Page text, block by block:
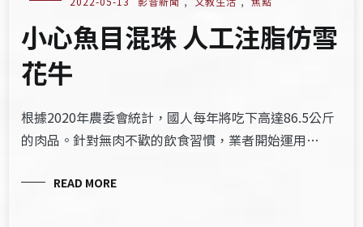
小心魚目混珠 人工注脂仿雪
花牛
根據2020年農委會統計，國人每年將吃下高達86.5公斤
的肉品。針對無肉不歡的飲食習慣，業者開始運用…
READ MORE